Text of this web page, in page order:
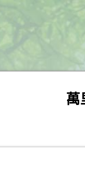
萬